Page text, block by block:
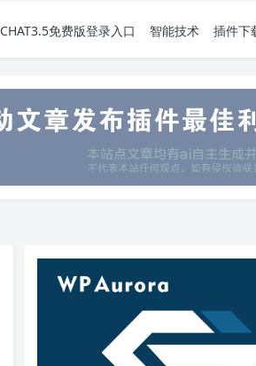
CHAT3.5免费版登录入口 智能技术 插件下